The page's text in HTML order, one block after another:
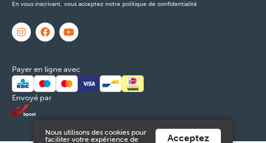
En vous inscrivant, vous acceptez notre politique de confidentialité
Payer en ligne avec
Envoyé par
Nous utilisons des cookies pour
faciliter votre expérience de
Acceptez